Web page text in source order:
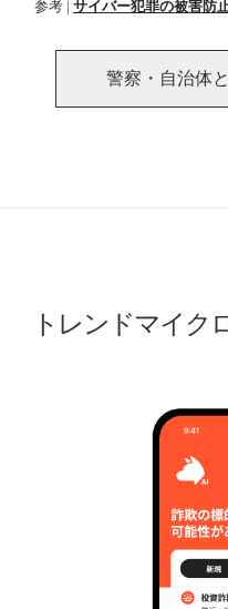
参考 | サイバー犯罪の被害防
警察・自治体
トレンドマイク